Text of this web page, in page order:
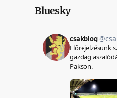
Bluesky